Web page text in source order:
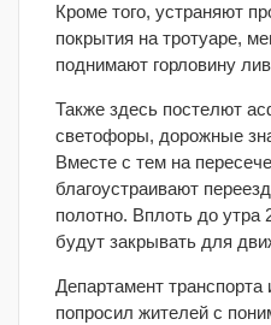
Кроме того, устраняют
покрытия на тротуаре,
поднимают горловину
Также здесь постелют
светофоры, дорожные
Вместе с тем на
благоустраивают
полотно. Вплоть до утра
будут закрывать для
Департамент транспорта
попросил жителей с